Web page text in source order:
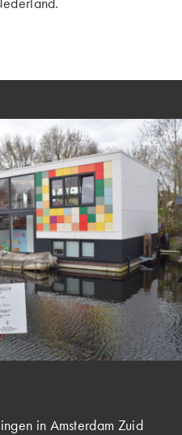
in Amsterdam Zuid